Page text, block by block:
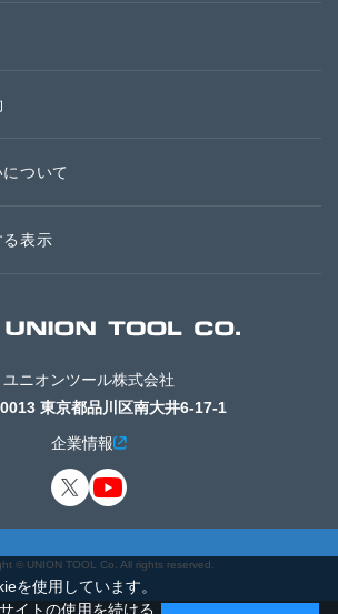
ついて
表示
ユニオンツール株式会社
東京都品川区南大井6-17-1
企業情報
© UNION TOOL Co. All rights reserved.
を使用しています。
イトの使用を続ける